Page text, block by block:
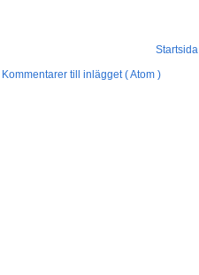
Startsida
Kommentarer till inlägget ( Atom )